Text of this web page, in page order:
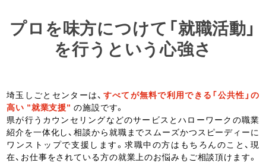
プロを味方につけて「就職活動」
を行うという心強さ
埼玉しごとセンターは、 すべてが無料で利用できる「公共性」の
高い ”就業支援” の施設です。
県が行うカウンセリングなどのサービスとハローワークの職業
紹介を一体化し、相談から就職までスムーズかつスピーディーに
ワンストップで支援します。求職中の方はもちろんのこと、現
在、お仕事をされている方の就業上のお悩みもご相談頂けます。